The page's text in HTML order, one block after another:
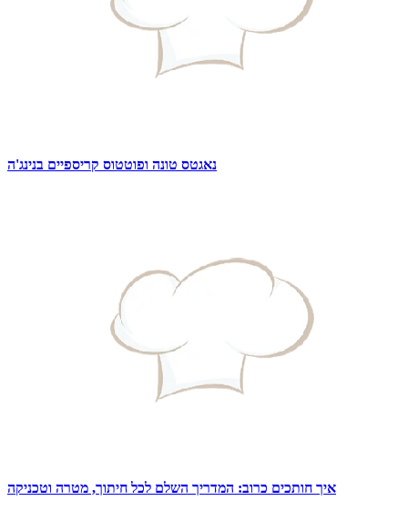
נאגטס טונה ופוטטוס קריספיים בנינג'ה
איך חותכים כרוב: המדריך השלם לכל חיתוך, מטרה וטכניקה